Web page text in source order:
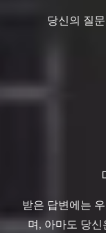
당신의 질
받은 답변에는
며, 아마도 당